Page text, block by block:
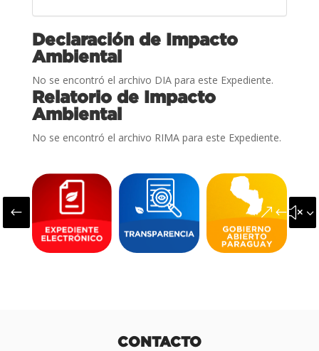
Declaración de Impacto
Ambiental
No se encontró el archivo DIA para este Expediente.
Relatorio de Impacto
Ambiental
No se encontró el archivo RIMA para este Expediente.
#
CONTACTO